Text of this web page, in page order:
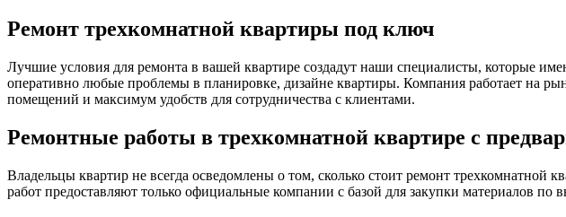
Ремонт трехкомнатной квартиры под ключ
Лучшие условия для ремонта в вашей квартире создадут наши специалисты, которые
оперативно любые проблемы в планировке, дизайне квартиры. Компания работает на
помещений и максимум удобств для сотрудничества с клиентами.
Ремонтные работы в трехкомнатной квартире с
Владельцы квартир не всегда осведомлены о том, сколько стоит ремонт
работ предоставляют только официальные компании с базой для закупки материалов по